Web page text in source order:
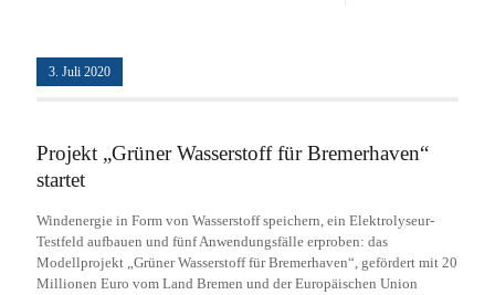
3. Juli 2020
Projekt „Grüner Wasserstoff für Bremerhaven“
startet
Windenergie in Form von Wasserstoff speichern, ein Elektrolyseur-
Testfeld aufbauen und fünf Anwendungsfälle erproben: das
Modellprojekt „Grüner Wasserstoff für Bremerhaven“, gefördert mit 20
Millionen Euro vom Land Bremen und der Europäischen Union